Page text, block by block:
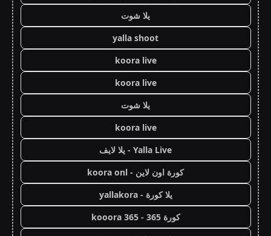
يلا شوت
yalla shoot
koora live
koora live
يلا شوت
koora live
Yalla Live - يلا لايف
كورة اون لاين - koora onl
يلا كورة - yallakora
كورة 365 - kooora 365